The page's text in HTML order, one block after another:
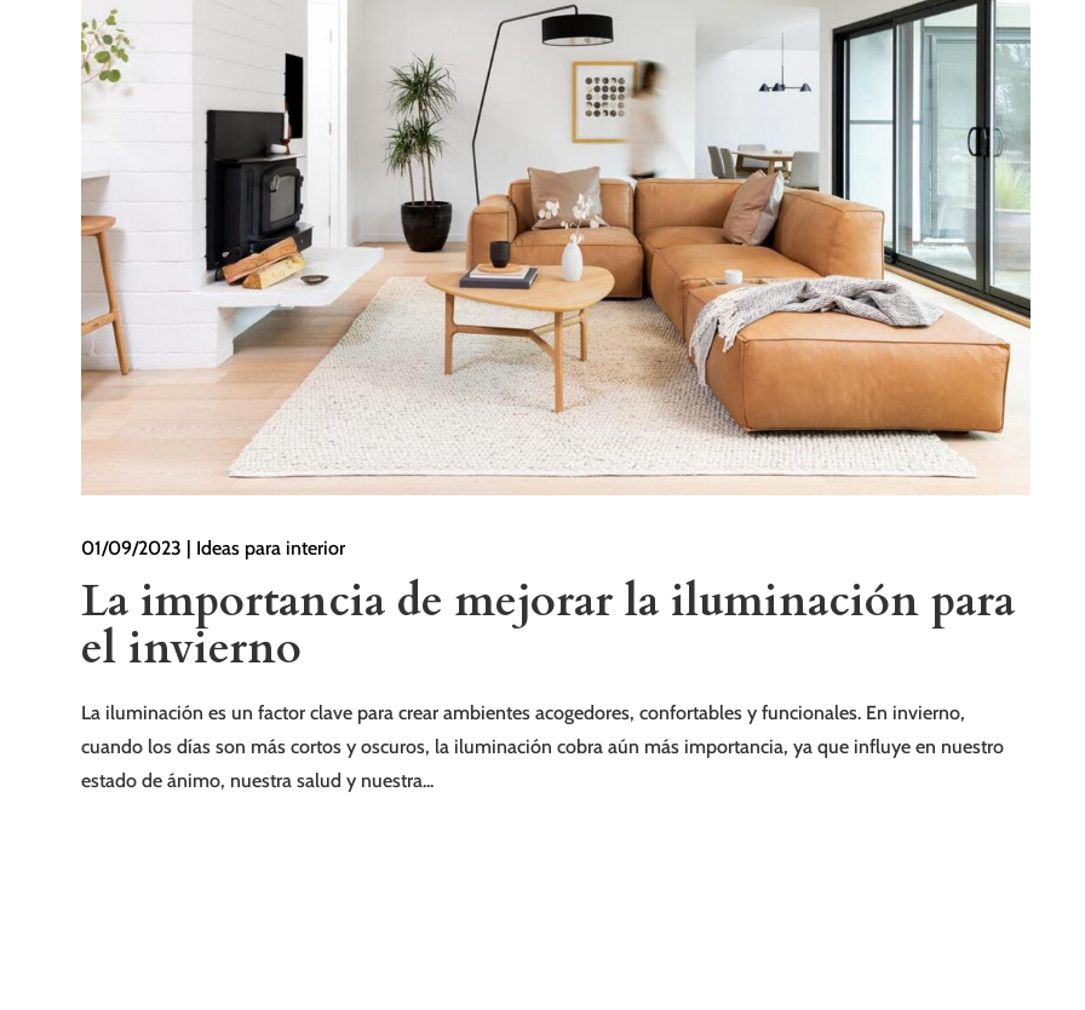
La importancia de mejorar la iluminación para
el invierno
01/09/2023 | Ideas para interior
La iluminación es un factor clave para crear ambientes acogedores, confortables y funcionales. En invierno,
cuando los días son más cortos y oscuros, la iluminación cobra aún más importancia, ya que influye en nuestro
estado de ánimo, nuestra salud y nuestra...